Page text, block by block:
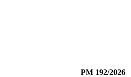
PM 192/2026